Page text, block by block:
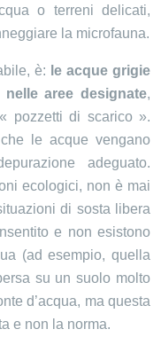
o terreni delicati,
la microfauna.
è: le acque grigie
nelle aree designate,
pozzetti di scarico ».
le acque vengano
adeguato.
ecologici, non è mai
di sosta libera
e non esistono
(ad esempio, quella
su un suolo molto
d’acqua, ma questa
e non la norma.